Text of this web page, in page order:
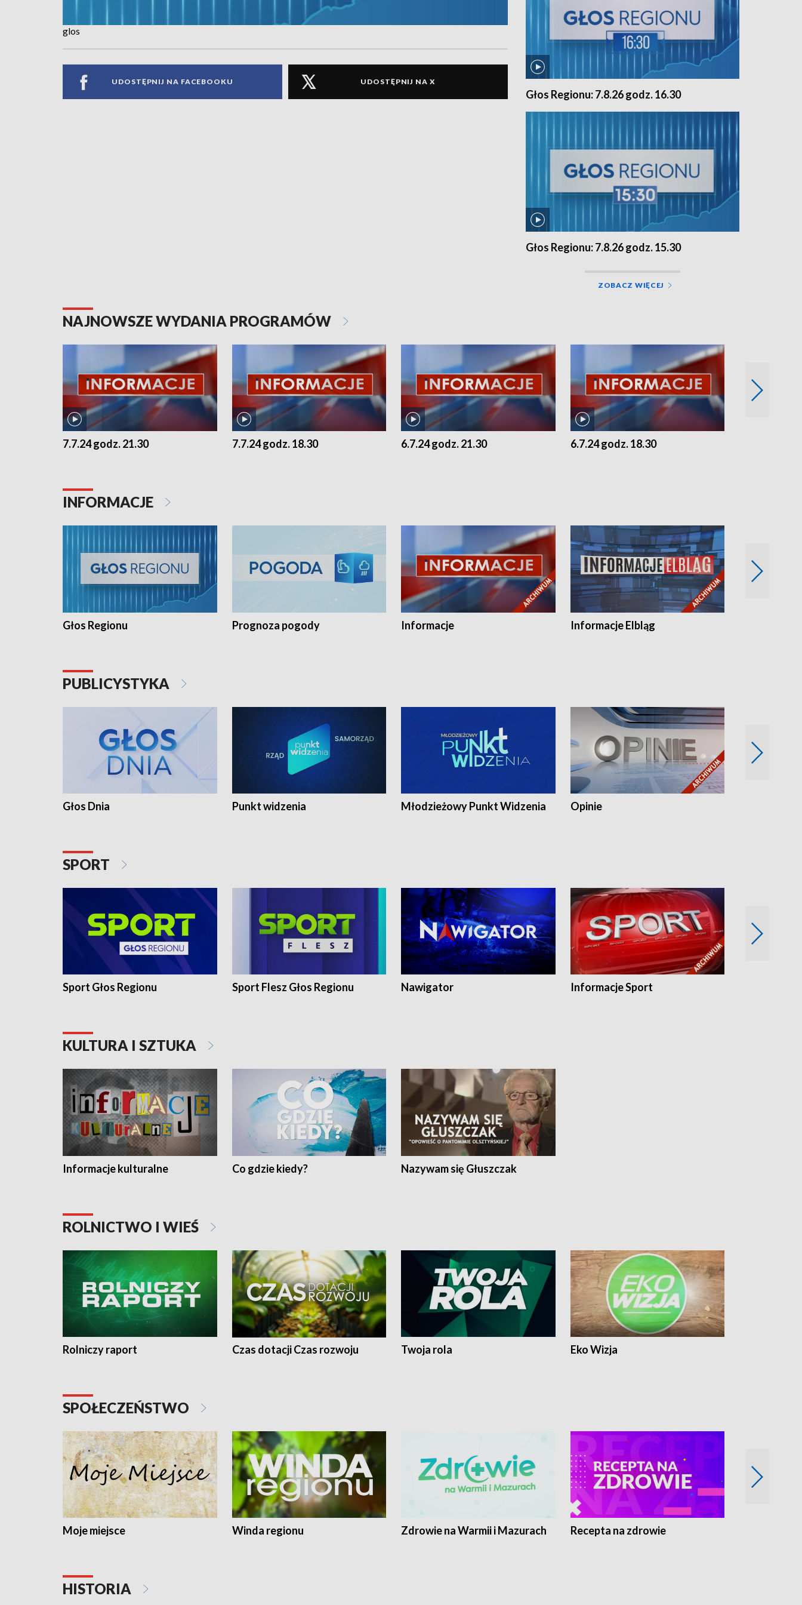
glos
UDOSTĘPNIJ NA FACEBOOKU UDOSTĘPNIJ NA X
Głos Regionu: 7.8.26 godz. 16.30
Głos Regionu: 7.8.26 godz. 15.30
ZOBACZ WIĘCEJ
NAJNOWSZE WYDANIA PROGRAMÓW
7.7.24 godz. 21.30 7.7.24 godz. 18.30 6.7.24 godz. 21.30 6.7.24 godz. 18.30
INFORMACJE
Głos Regionu Prognoza pogody Informacje Informacje Elbląg
PUBLICYSTYKA
Głos Dnia Punkt widzenia Młodzieżowy Punkt Widzenia Opinie
SPORT
Sport Głos Regionu Sport Flesz Głos Regionu Nawigator Informacje Sport
KULTURA I SZTUKA
Informacje kulturalne Co gdzie kiedy? Nazywam się Głuszczak
ROLNICTWO I WIEŚ
Rolniczy raport Czas dotacji Czas rozwoju Twoja rola Eko Wizja
SPOŁECZEŃSTWO
Moje miejsce Winda regionu Zdrowie na Warmii i Mazurach Recepta na zdrowie
HISTORIA